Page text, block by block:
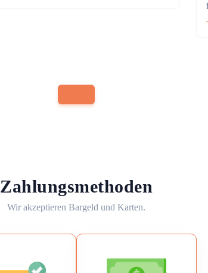
Zahlungsmethoden
Wir akzeptieren Bargeld und Karten.